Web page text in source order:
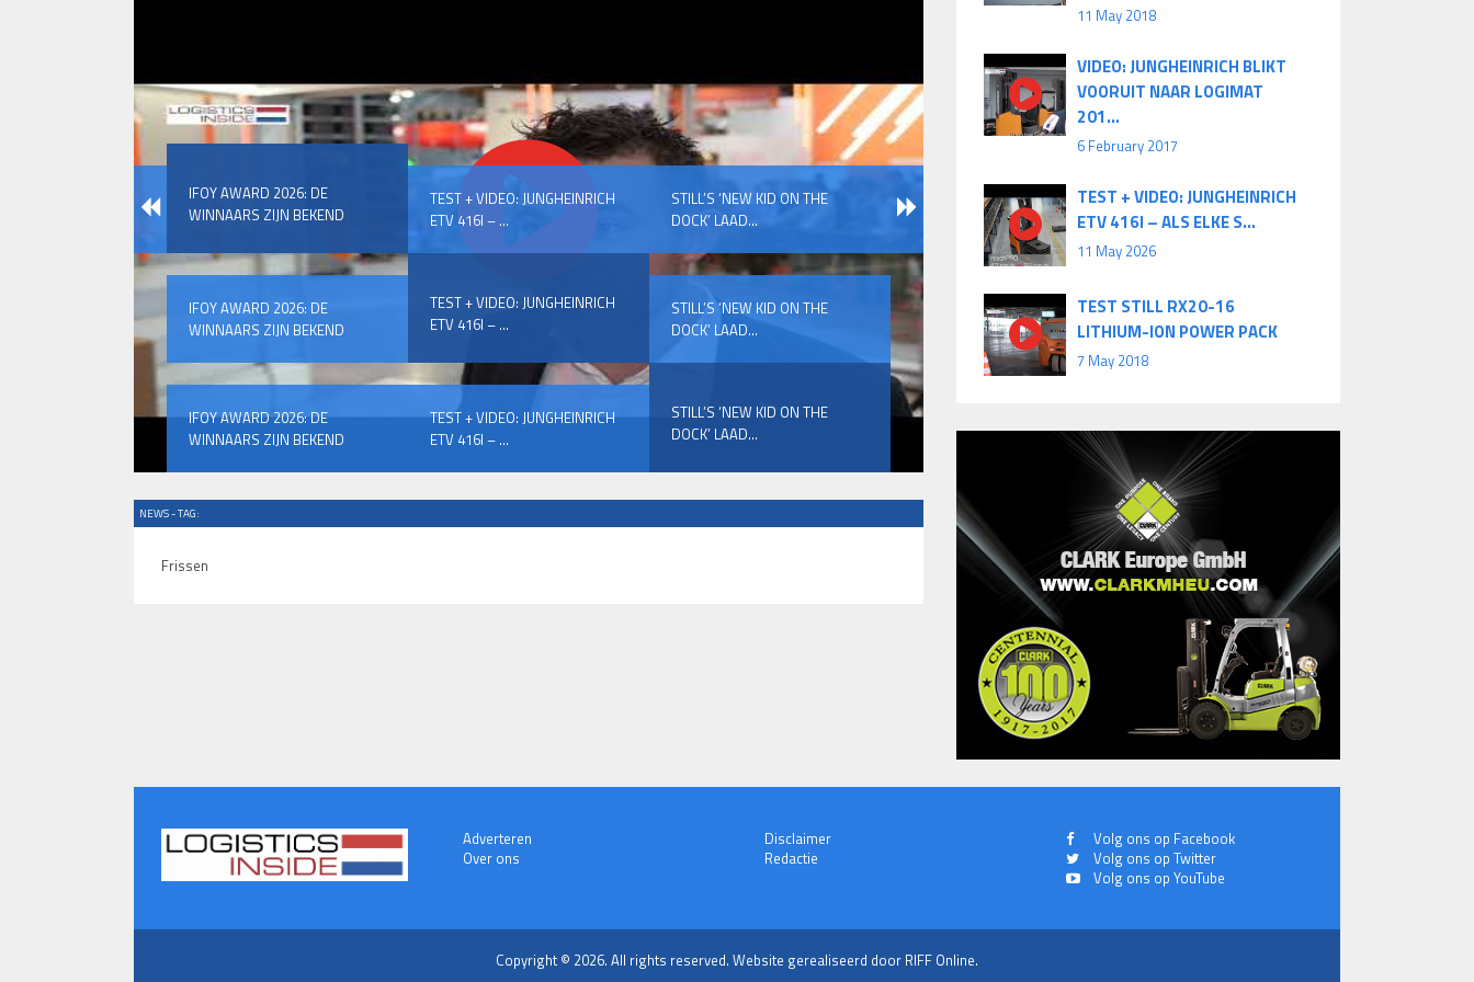
IFOY AWARD 2026: DE
WINNAARS ZIJN BEKEND
TEST + VIDEO: JUNGHEINRICH
ETV 416I – ...
STILL’S ‘NEW KID ON THE
DOCK’ LAAD...
IFOY AWARD 2026: DE
WINNAARS ZIJN BEKEND
TEST + VIDEO: JUNGHEINRICH
ETV 416I – ...
STILL’S ‘NEW KID ON THE
DOCK’ LAAD...
IFOY AWARD 2026: DE
WINNAARS ZIJN BEKEND
TEST + VIDEO: JUNGHEINRICH
ETV 416I – ...
STILL’S ‘NEW KID ON THE
DOCK’ LAAD...
NEWS - TAG:
Frissen
11 May 2018
VIDEO: JUNGHEINRICH BLIKT
VOORUIT NAAR LOGIMAT
201...
6 February 2017
TEST + VIDEO: JUNGHEINRICH
ETV 416I – ALS ELKE S...
11 May 2026
TEST STILL RX20-16
LITHIUM-ION POWER PACK
7 May 2018
Adverteren
Over ons
Disclaimer
Redactie
Volg ons op Facebook
Volg ons op Twitter
Volg ons op YouTube
Copyright © 2026. All rights reserved. Website gerealiseerd door RIFF Online.